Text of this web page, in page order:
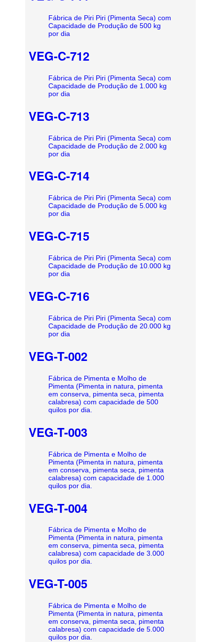
Fábrica de Piri Piri (Pimenta Seca) com
Capacidade de Produção de 500 kg
por dia
VEG-C-712
Fábrica de Piri Piri (Pimenta Seca) com
Capacidade de Produção de 1.000 kg
por dia
VEG-C-713
Fábrica de Piri Piri (Pimenta Seca) com
Capacidade de Produção de 2.000 kg
por dia
VEG-C-714
Fábrica de Piri Piri (Pimenta Seca) com
Capacidade de Produção de 5.000 kg
por dia
VEG-C-715
Fábrica de Piri Piri (Pimenta Seca) com
Capacidade de Produção de 10.000 kg
por dia
VEG-C-716
Fábrica de Piri Piri (Pimenta Seca) com
Capacidade de Produção de 20.000 kg
por dia
VEG-T-002
Fábrica de Pimenta e Molho de
Pimenta (Pimenta in natura, pimenta
em conserva, pimenta seca, pimenta
calabresa) com capacidade de 500
quilos por dia.
VEG-T-003
Fábrica de Pimenta e Molho de
Pimenta (Pimenta in natura, pimenta
em conserva, pimenta seca, pimenta
calabresa) com capacidade de 1.000
quilos por dia.
VEG-T-004
Fábrica de Pimenta e Molho de
Pimenta (Pimenta in natura, pimenta
em conserva, pimenta seca, pimenta
calabresa) com capacidade de 3.000
quilos por dia.
VEG-T-005
Fábrica de Pimenta e Molho de
Pimenta (Pimenta in natura, pimenta
em conserva, pimenta seca, pimenta
calabresa) com capacidade de 5.000
quilos por dia.